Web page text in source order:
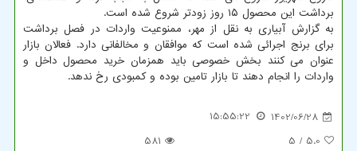
برداشت این محصول ۱۵ روز زودتر شروع شده است.
به گزارش آبیاری به نقل از مهر، ممنوعیت واردات در فصل برداشت
برای برنج اجرائی شده است که موافقان و مخالفانی دارد. فعالان بازار
عنوان می کنند بخش خصوصی باید همزمان خرید محصول داخل و
واردات را انجام دهند تا بازار تامین بوده و کمبودی رخ ندهد.
1402/06/28
15:55:22
5.0
/ 5
581